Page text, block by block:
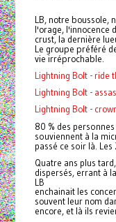
LB, notre boussole,
l'orage, l'innocence
crust, la dernière
Le groupe préféré
vie irréprochable.
Lightning Bolt - ride
Lightning Bolt -
Lightning Bolt -
80 % des
souviennent à la
passé ce soir là. Les
Quatre ans plus
dispersés, errant à
LB
enchainait les
souvent leur nom
encore, et là ils